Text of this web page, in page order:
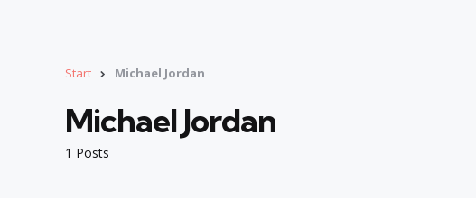
Start Michael Jordan
1 Posts
Michael Jordan